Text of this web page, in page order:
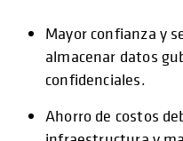
Mayor confianza y
almacenar datos
confidenciales.
Ahorro de costos